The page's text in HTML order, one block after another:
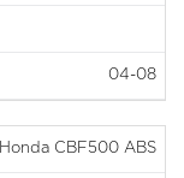
04-08
Honda CBF500 ABS